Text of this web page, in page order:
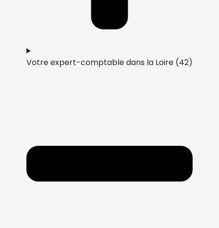
Votre expert-comptable dans la Loire (42)